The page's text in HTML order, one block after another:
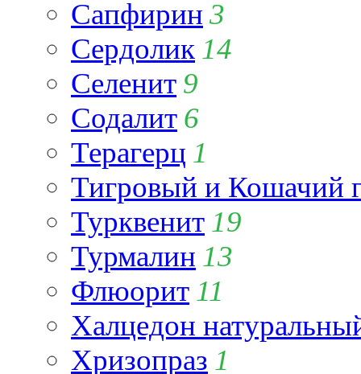
Сапфирин 3
Сердолик 14
Селенит 9
Содалит 6
Терагерц 1
Тигровый и Кошачий
Турквенит 19
Турмалин 13
Флюорит 11
Халцедон
Хризопраз 1